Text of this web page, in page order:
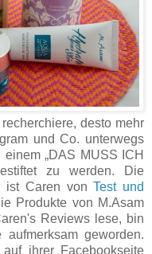
desto mehr
und Co. unterwegs
„DAS MUSS ICH
zu werden. Die
ist Caren vonTest und
Produkte von M.Asam
Reviews lese, bin
geworden.
ihrer Facebookseite